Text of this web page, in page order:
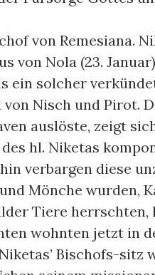
von Remesiana.
von Nola (23.
ein solcher
von Nisch und Pirot.
auslöste, zeigt
hl. Niketas
verbargen diese
Mönche wurden,
Tiere herrschten,
wohnten jetzt in
Bischofs-sitz